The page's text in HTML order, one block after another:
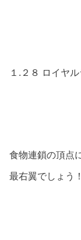
１.２８ ロイヤ
食物連鎖の頂点
最右翼でしょう